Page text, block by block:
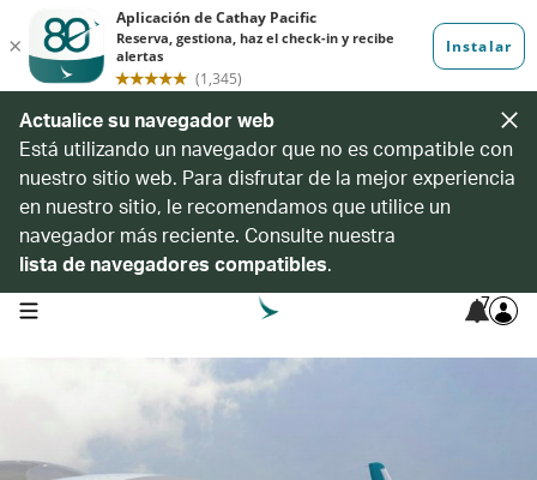
Actualice su navegador web
Está utilizando un navegador que no es compatible con
nuestro sitio web. Para disfrutar de la mejor experiencia
en nuestro sitio, le recomendamos que utilice un
navegador más reciente. Consulte nuestra
lista de navegadores compatibles.
open navigation menu 7